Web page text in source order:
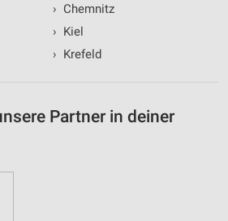
› Chemnitz
› Kiel
› Krefeld
Partner in deiner